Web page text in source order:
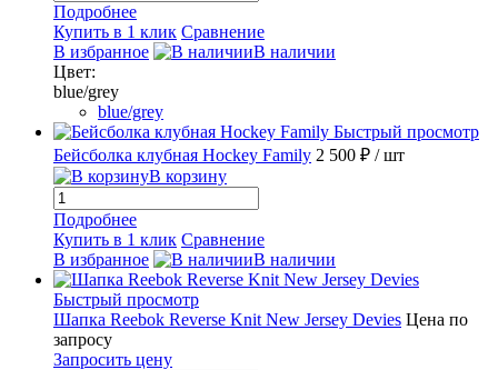
Подробнее
Купить в 1 клик Сравнение
В избранное
В наличии
Цвет:
blue/grey
blue/grey
Быстрый просмотр
Бейсболка клубная Hockey Family 2 500 ₽ / шт
В корзину
Подробнее
Купить в 1 клик Сравнение
В избранное
В наличии
Быстрый просмотр
Шапка Reebok Reverse Knit New Jersey Devies Цена по
запросу
Запросить цену